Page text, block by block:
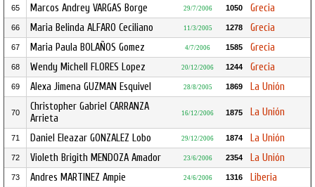
65 Marcos Andrey VARGAS Borge 29/7/2006 1050 Grecia
66 Maria Belinda ALFARO Ceciliano 11/3/2005 1278 Grecia
67 Maria Paula BOLAÑOS Gomez 4/7/2006 1585 Grecia
68 Wendy Michell FLORES Lopez 20/12/2006 1244 Grecia
69 Alexa Jimena GUZMAN Esquivel 28/8/2005 1869 La Unión
70
Christopher Gabriel CARRANZA
Arrieta
16/12/2006 1875 La Unión
71 Daniel Eleazar GONZALEZ Lobo 29/12/2006 1874 La Unión
72 Violeth Brigith MENDOZA Amador 23/6/2006 2354 La Unión
73 Andres MARTINEZ Ampie 24/6/2006 1316 Liberia